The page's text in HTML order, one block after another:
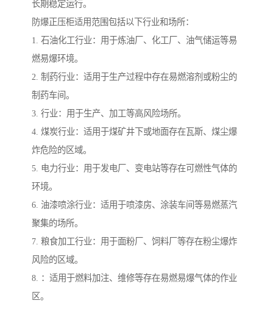
长期稳定运行。
防爆正压柜适用范围包括以下行业和场所：
1. 石油化工行业：用于炼油厂、化工厂、油气储运等易
燃易爆环境。
2. 制药行业：适用于生产过程中存在易燃溶剂或粉尘的
制药车间。
3. 行业：用于生产、加工等高风险场所。
4. 煤炭行业：适用于煤矿井下或地面存在瓦斯、煤尘爆
炸危险的区域。
5. 电力行业：用于发电厂、变电站等存在可燃性气体的
环境。
6. 油漆喷涂行业：适用于喷漆房、涂装车间等易燃蒸汽
聚集的场所。
7. 粮食加工行业：用于面粉厂、饲料厂等存在粉尘爆炸
风险的区域。
8. ：适用于燃料加注、维修等存在易燃易爆气体的作业
区。